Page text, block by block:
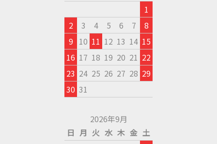
1
2
3 4 5 6 7
8
9 10 11 12 13 14 15
16 17 18 19 20 21 22
23 24 25 26 27 28 29
30 31
2026年9月
日 月 火 水 木 金 土